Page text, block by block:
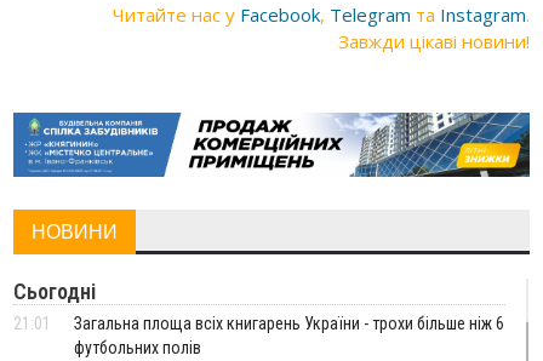
Читайте нас у Facebook, Telegram та Instagram.
Завжди цікаві новини!
НОВИНИ
Сьогодні
21:01
Загальна площа всіх книгарень України - трохи більше ніж 6
футбольних полів